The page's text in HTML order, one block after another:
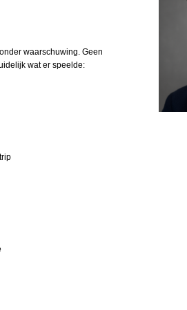
waarschuwing. Geen
wat er speelde: